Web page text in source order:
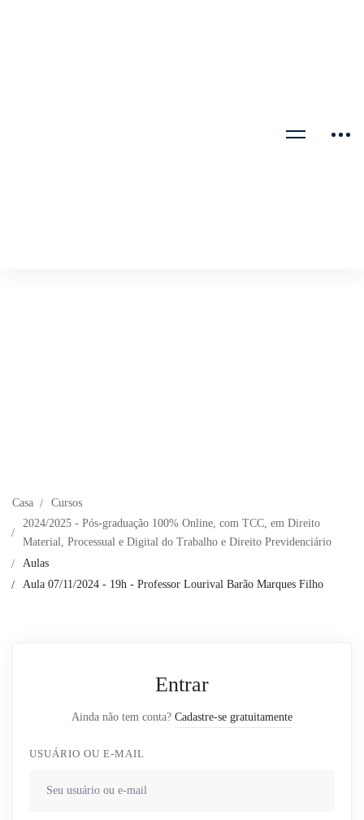
Casa
Cursos
2024/2025 - Pós-graduação 100% Online, com TCC, em Direito
Material, Processual e Digital do Trabalho e Direito Previdenciário
Aulas
Aula 07/11/2024 - 19h - Professor Lourival Barão Marques Filho
Entrar
Ainda não tem conta? Cadastre-se gratuitamente
USUÁRIO OU E-MAIL